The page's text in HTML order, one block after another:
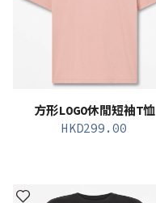
方形LOGO休閒短袖T恤
HKD299.00